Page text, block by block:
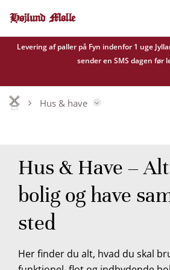
Levering af paller på Fyn indenfor 1 uge
sender en SMS dagen før
Hus & have
Hus & Have –
bolig og have
sted
Her finder du alt, hvad du skal